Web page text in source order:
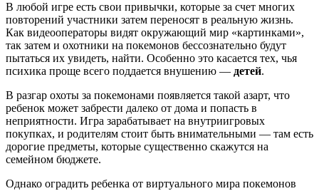
В любой игре есть свои привычки, которые за счет многих
повторений участники затем переносят в реальную жизнь.
Как видеооператоры видят окружающий мир «картинками»,
так затем и охотники на покемонов бессознательно будут
пытаться их увидеть, найти. Особенно это касается тех, чья
психика проще всего поддается внушению — детей.
В разгар охоты за покемонами появляется такой азарт, что
ребенок может забрести далеко от дома и попасть в
неприятности. Игра зарабатывает на внутриигровых
покупках, и родителям стоит быть внимательными — там есть
дорогие предметы, которые существенно скажутся на
семейном бюджете.
Однако оградить ребенка от виртуального мира покемонов